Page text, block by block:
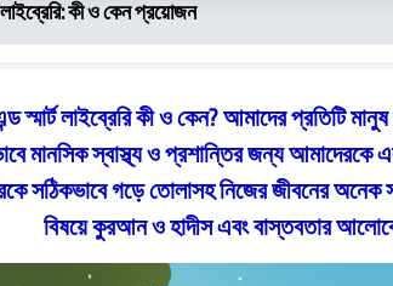
লাইব্রেরি: কী ও কেন প্রয়োজন
এন্ড স্মার্ট লাইব্রেরি কী ও কেন? আমাদের প্রতিটি
মানসিক স্বাস্থ্য ও প্রশান্তির জন্য আমাদেরকে
সঠিকভাবে গড়ে তোলাসহ নিজের জীবনের
বিষয়ে কুরআন ও হাদীস এবং বাস্তবতার